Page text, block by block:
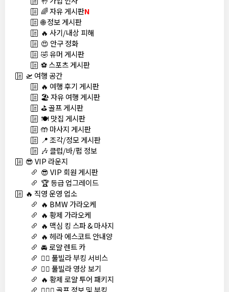
🌈 자유 게시판N
🌐 정보 게시판
🔥 사기/내상 피해
😍 안구 정화
🤣 유머 게시판
⚽ 스포츠 게시판
🛫 여행 공간
🔥 여행 후기 게시판
🏖️ 자유 여행 게시판
⛳ 골프 게시판
🍽️ 맛집 게시판
🤲 마사지 게시판
📍 조각/정모 게시판
🎶 클럽/바/펍 정보
😎 VIP 라운지
😎 VIP 회원 게시판
🏆 등급 업그레이드
🔥 직영 운영 업소
🔥 BMW 가라오케
🔥 황제 가라오케
🔥 맥심 킹 스파 & 마사지
🔥 헤라 에스코트 안내양
🚘 로얄 렌트 카
🏊‍♀️ 풀빌라 부킹 서비스
🏊‍♀️ 풀빌라 영상 보기
🔥 황제 로얄 투어 패키지
🏌🏻‍♂️ 골프 정보 및 부킹